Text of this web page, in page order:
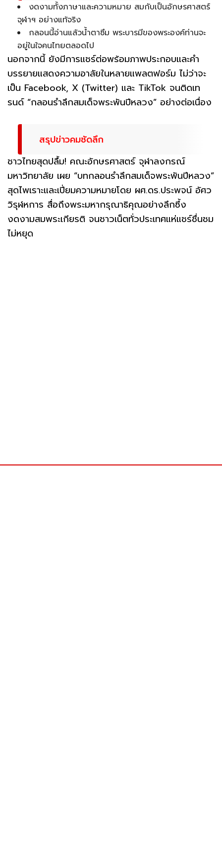
งดงามทั้งภาษาและความหมาย สมกับเป็นอักษรศาสตร์
จุฬาฯ อย่างแท้จริง
กลอนนี้อ่านแล้วน้ำตาซึม พระบารมีของพระองค์ท่านจะ
อยู่ในใจคนไทยตลอดไป
นอกจากนี้ ยังมีการแชร์ต่อพร้อมภาพประกอบและคำ
บรรยายแสดงความอาลัยในหลายแพลตฟอร์ม ไม่ว่าจะ
เป็น Facebook, X (Twitter) และ TikTok จนติดเท
รนด์ “กลอนรำลึกสมเด็จพระพันปีหลวง” อย่างต่อเนื่อง
สรุปข่าวคมชัดลึก
ชาวไทยสุดปลื้ม! คณะอักษรศาสตร์ จุฬาลงกรณ์
มหาวิทยาลัย เผย “บทกลอนรำลึกสมเด็จพระพันปีหลวง”
สุดไพเราะและเปี่ยมความหมายโดย ผศ.ดร.ประพจน์ อัศว
วิรุฬหการ สื่อถึงพระมหากรุณาธิคุณอย่างลึกซึ้ง
งดงามสมพระเกียรติ จนชาวเน็ตทั่วประเทศแห่แชร์ชื่นชม
ไม่หยุด